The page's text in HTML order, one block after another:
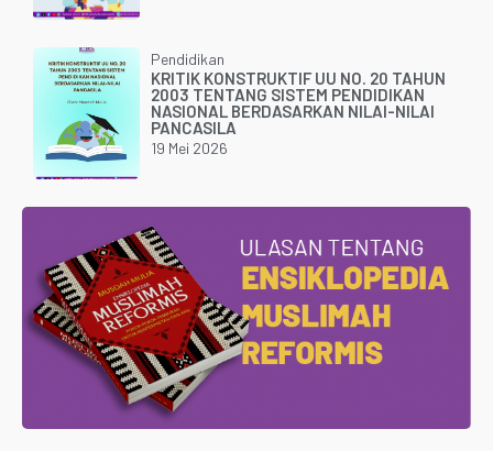
Pendidikan
KRITIK KONSTRUKTIF UU NO. 20 TAHUN
2003 TENTANG SISTEM PENDIDIKAN
NASIONAL BERDASARKAN NILAI-NILAI
PANCASILA
19 Mei 2026